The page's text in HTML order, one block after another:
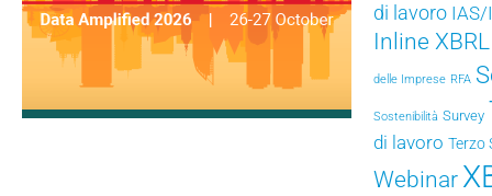
di lavoro IAS/
Inline XBRL
delle Imprese RFA
Sostenibilità Survey
di lavoro Terzo
Webinar